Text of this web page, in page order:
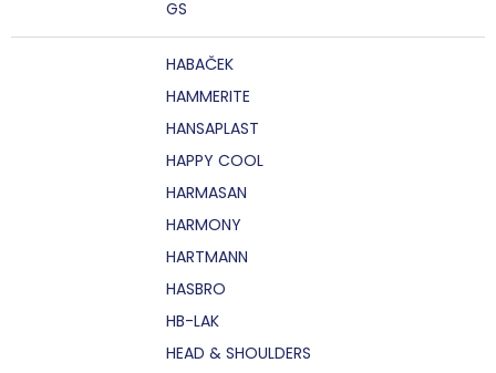
GS
HABAČEK
HAMMERITE
HANSAPLAST
HAPPY COOL
HARMASAN
HARMONY
HARTMANN
HASBRO
HB-LAK
HEAD & SHOULDERS